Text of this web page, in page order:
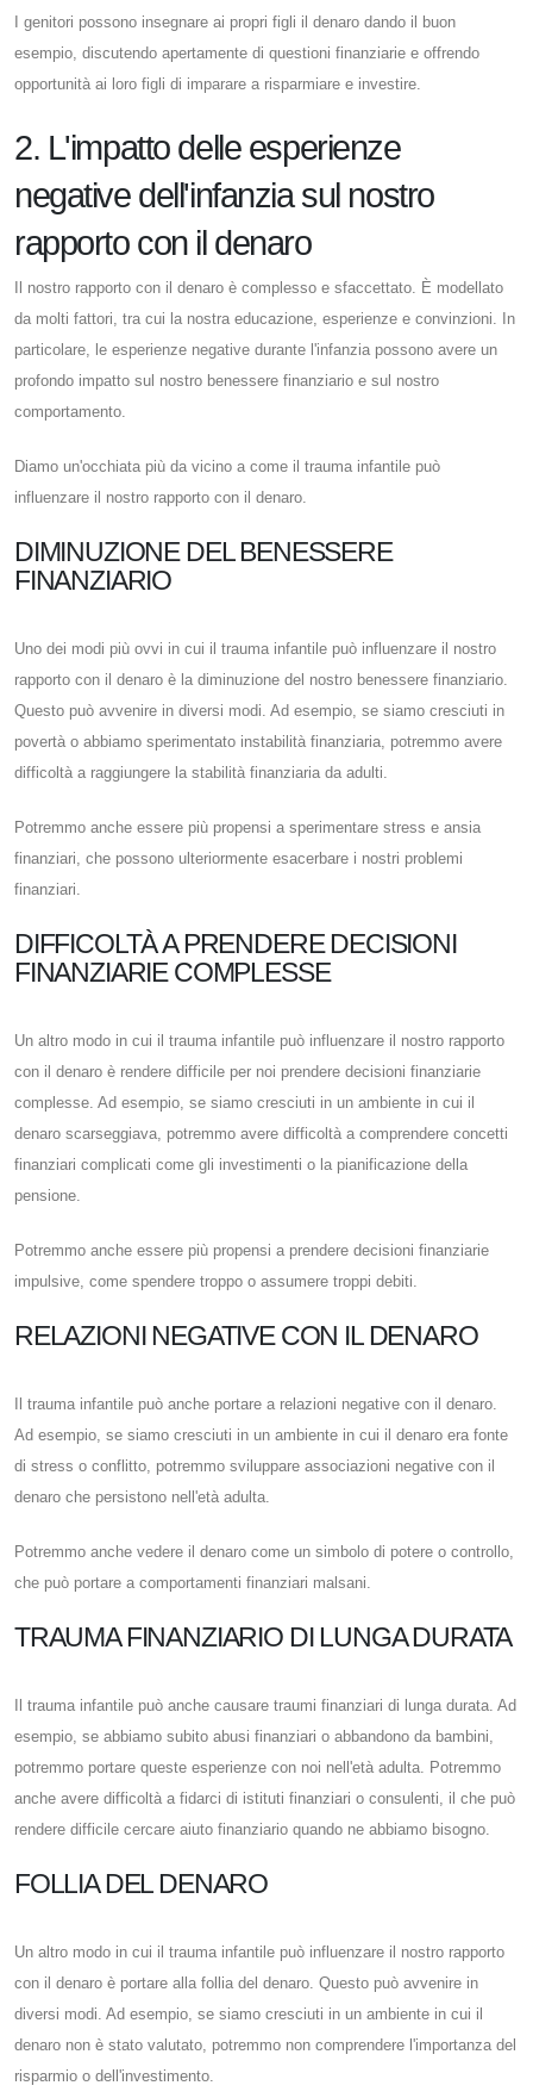
I genitori possono insegnare ai propri figli il denaro dando il buon
esempio, discutendo apertamente di questioni finanziarie e offrendo
opportunità ai loro figli di imparare a risparmiare e investire.
2. L'impatto delle esperienze
negative dell'infanzia sul nostro
rapporto con il denaro
Il nostro rapporto con il denaro è complesso e sfaccettato. È modellato
da molti fattori, tra cui la nostra educazione, esperienze e convinzioni. In
particolare, le esperienze negative durante l'infanzia possono avere un
profondo impatto sul nostro benessere finanziario e sul nostro
comportamento.
Diamo un'occhiata più da vicino a come il trauma infantile può
influenzare il nostro rapporto con il denaro.
DIMINUZIONE DEL BENESSERE
FINANZIARIO
Uno dei modi più ovvi in ​​cui il trauma infantile può influenzare il nostro
rapporto con il denaro è la diminuzione del nostro benessere finanziario.
Questo può avvenire in diversi modi. Ad esempio, se siamo cresciuti in
povertà o abbiamo sperimentato instabilità finanziaria, potremmo avere
difficoltà a raggiungere la stabilità finanziaria da adulti.
Potremmo anche essere più propensi a sperimentare stress e ansia
finanziari, che possono ulteriormente esacerbare i nostri problemi
finanziari.
DIFFICOLTÀ A PRENDERE DECISIONI
FINANZIARIE COMPLESSE
Un altro modo in cui il trauma infantile può influenzare il nostro rapporto
con il denaro è rendere difficile per noi prendere decisioni finanziarie
complesse. Ad esempio, se siamo cresciuti in un ambiente in cui il
denaro scarseggiava, potremmo avere difficoltà a comprendere concetti
finanziari complicati come gli investimenti o la pianificazione della
pensione.
Potremmo anche essere più propensi a prendere decisioni finanziarie
impulsive, come spendere troppo o assumere troppi debiti.
RELAZIONI NEGATIVE CON IL DENARO
Il trauma infantile può anche portare a relazioni negative con il denaro.
Ad esempio, se siamo cresciuti in un ambiente in cui il denaro era fonte
di stress o conflitto, potremmo sviluppare associazioni negative con il
denaro che persistono nell'età adulta.
Potremmo anche vedere il denaro come un simbolo di potere o controllo,
che può portare a comportamenti finanziari malsani.
TRAUMA FINANZIARIO DI LUNGA DURATA
Il trauma infantile può anche causare traumi finanziari di lunga durata. Ad
esempio, se abbiamo subito abusi finanziari o abbandono da bambini,
potremmo portare queste esperienze con noi nell'età adulta. Potremmo
anche avere difficoltà a fidarci di istituti finanziari o consulenti, il che può
rendere difficile cercare aiuto finanziario quando ne abbiamo bisogno.
FOLLIA DEL DENARO
Un altro modo in cui il trauma infantile può influenzare il nostro rapporto
con il denaro è portare alla follia del denaro. Questo può avvenire in
diversi modi. Ad esempio, se siamo cresciuti in un ambiente in cui il
denaro non è stato valutato, potremmo non comprendere l'importanza del
risparmio o dell'investimento.